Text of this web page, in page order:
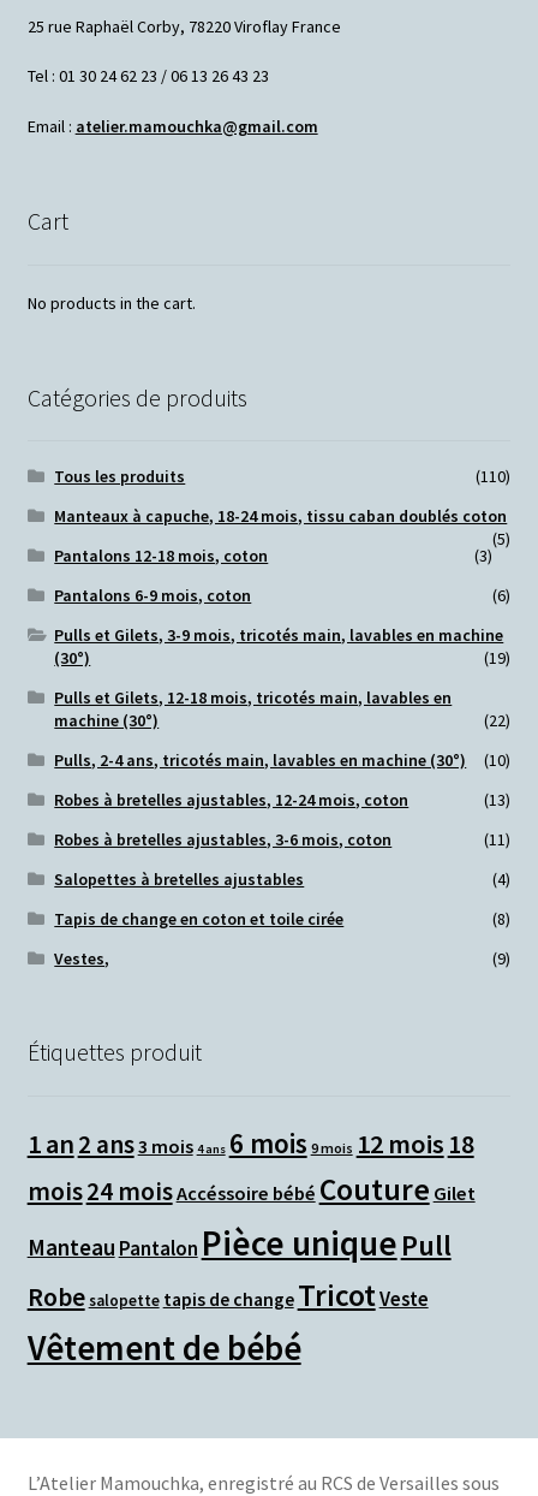
25 rue Raphaël Corby, 78220 Viroflay France
Tel : 01 30 24 62 23 / 06 13 26 43 23
Email : atelier.mamouchka@gmail.com
Cart
No products in the cart.
Catégories de produits
Tous les produits
(110)
Manteaux à capuche, 18-24 mois, tissu caban doublés coton
(5)
Pantalons 12-18 mois, coton
(3)
Pantalons 6-9 mois, coton
(6)
Pulls et Gilets, 3-9 mois, tricotés main, lavables en machine
(30°)
(19)
Pulls et Gilets, 12-18 mois, tricotés main, lavables en
machine (30°)
(22)
Pulls, 2-4 ans, tricotés main, lavables en machine (30°)
(10)
Robes à bretelles ajustables, 12-24 mois, coton
(13)
Robes à bretelles ajustables, 3-6 mois, coton
(11)
Salopettes à bretelles ajustables
(4)
Tapis de change en coton et toile cirée
(8)
Vestes,
(9)
Étiquettes produit
1 an2 ans3 mois 4 ans 6 mois 9 mois 12 mois 18
mois24 moisAccéssoire bébé Couture Gilet
Manteau Pantalon Pièce uniquePull
Robe salopette tapis de change TricotVeste
Vêtement de bébé
L’Atelier Mamouchka, enregistré au RCS de Versailles sous